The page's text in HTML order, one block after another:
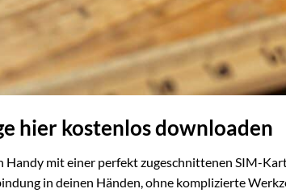
hier kostenlos downloaden
Handy mit einer perfekt zugeschnittenen SIM-
in deinen Händen, ohne komplizierte